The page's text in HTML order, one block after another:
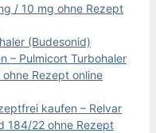
/ 10 mg ohne Rezept
(Budesonid)
– Pulmicort Turbohaler
Rezept online
kaufen – Relvar
184/22 ohne Rezept